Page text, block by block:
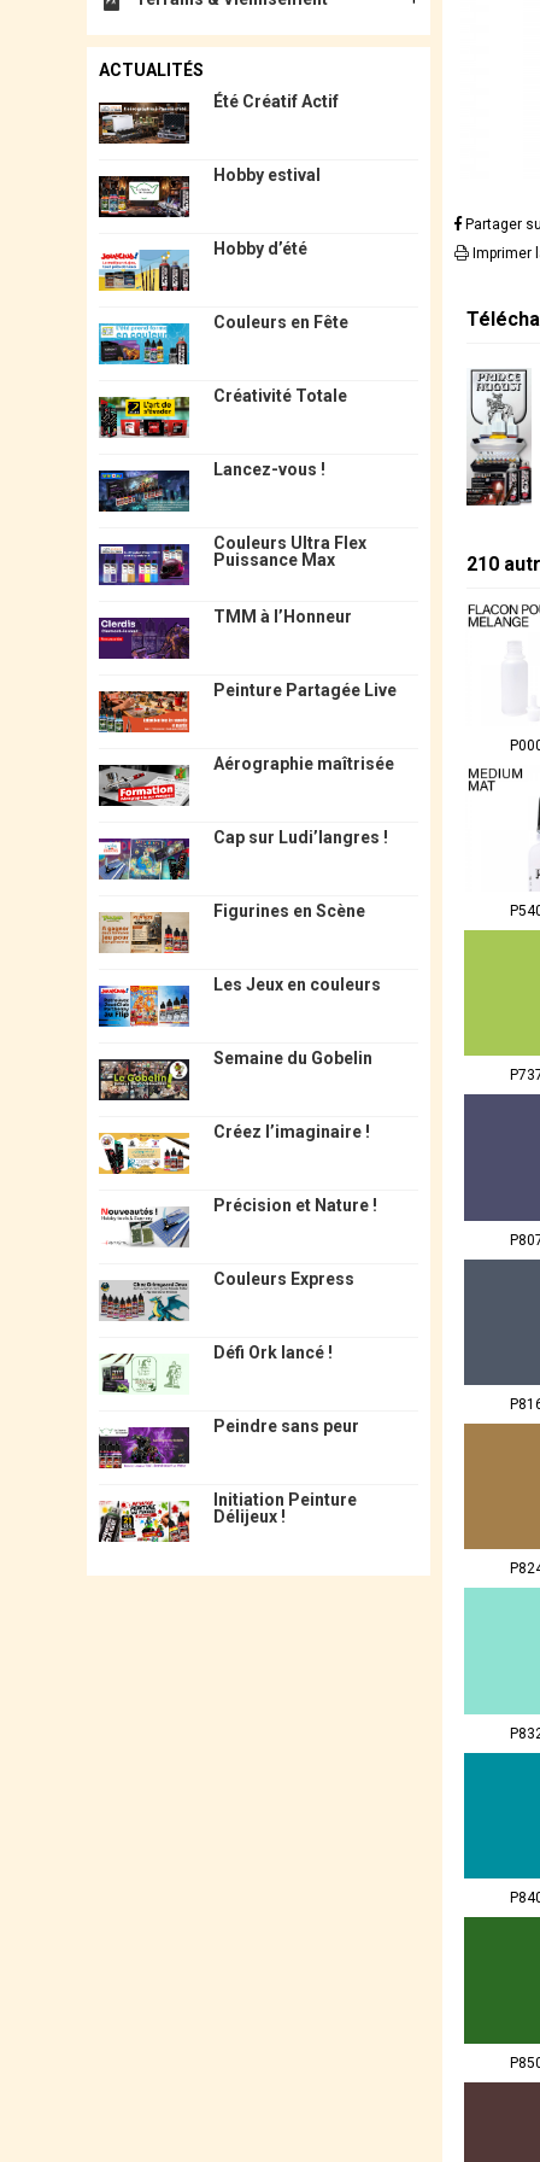
ACTUALITÉS
Été Créatif Actif
Hobby estival
Hobby d’été
Couleurs en Fête
Créativité Totale
Lancez-vous !
Couleurs Ultra Flex
Puissance Max
TMM à l’Honneur
Peinture Partagée Live
Aérographie maîtrisée
Cap sur Ludi’langres !
Figurines en Scène
Les Jeux en couleurs
Semaine du Gobelin
Créez l’imaginaire !
Précision et Nature !
Couleurs Express
Défi Ork lancé !
Peindre sans peur
Initiation Peinture
Délijeux !
Partager
Imprimer
210